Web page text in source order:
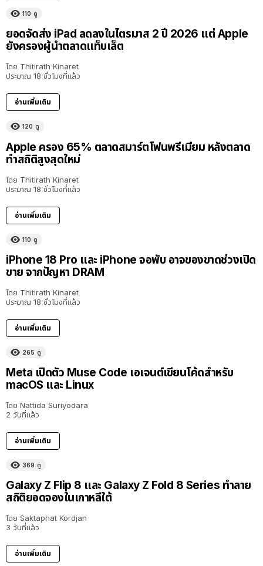
110 ดู
ยอดจัดส่ง iPad ลดลงในไตรมาส 2 ปี 2026 แต่ Apple
ยังครองผู้นำตลาดแท็บเล็ต
โดย Thitirath Kinaret
ประมาณ 18 ชั่วโมงที่แล้ว
อ่านเพิ่มเติม
120 ดู
Apple ครอง 65% ตลาดสมาร์ตโฟนพรีเมียม หลังตลาด
ทำสถิติสูงสุดใหม่
โดย Thitirath Kinaret
ประมาณ 18 ชั่วโมงที่แล้ว
อ่านเพิ่มเติม
110 ดู
iPhone 18 Pro และ iPhone จอพับ อาจของขาดช่วงเปิด
ขาย จากปัญหา DRAM
โดย Thitirath Kinaret
ประมาณ 18 ชั่วโมงที่แล้ว
อ่านเพิ่มเติม
265 ดู
Meta เปิดตัว Muse Code เอเจนต์เขียนโค้ดสำหรับ
macOS และ Linux
โดย Nattida Suriyodara
2 วันที่แล้ว
อ่านเพิ่มเติม
369 ดู
Galaxy Z Flip 8 และ Galaxy Z Fold 8 Series ทำลาย
สถิติยอดจองในเกาหลีใต้
โดย Saktaphat Kordjan
3 วันที่แล้ว
อ่านเพิ่มเติม